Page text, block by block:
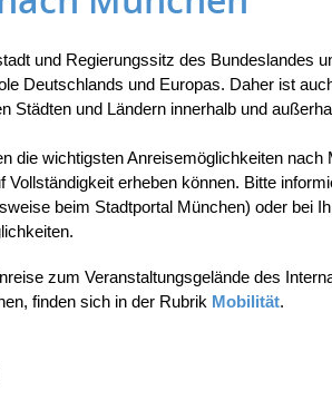
und Regierungssitz des Bundeslandes
Deutschlands und Europas. Daher ist
Städten und Ländern innerhalb und
die wichtigsten Anreisemöglichkeiten nach
Vollständigkeit erheben können. Bitte
beim Stadtportal München) oder bei
zum Veranstaltungsgelände des
finden sich in der Rubrik Mobilität.